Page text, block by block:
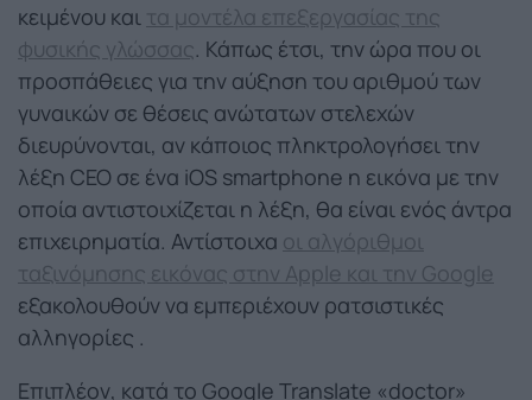
κειμένου και τα μοντέλα επεξεργασίας της
φυσικής γλώσσας. Κάπως έτσι, την ώρα που οι
προσπάθειες για την αύξηση του αριθμού των
γυναικών σε θέσεις ανώτατων στελεχών
διευρύνονται, αν κάποιος πληκτρολογήσει την
λέξη CEO σε ένα iOS smartphone η εικόνα με την
οποία αντιστοιχίζεται η λέξη, θα είναι ενός άντρα
επιχειρηματία. Αντίστοιχα οι αλγόριθμοι
ταξινόμησης εικόνας στην Apple και την Google
εξακολουθούν να εμπεριέχουν ρατσιστικές
αλληγορίες .
Επιπλέον, κατά το Google Translate «doctor»